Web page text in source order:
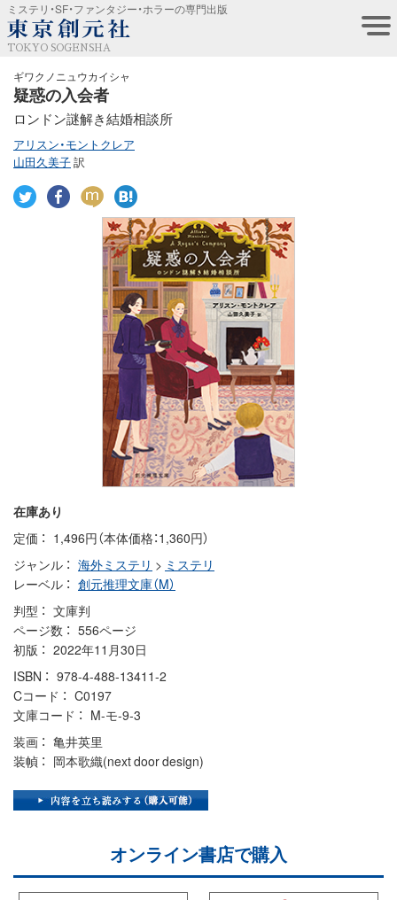
ミステリ・SF・ファンタジー・ホラーの専門出版
TOKYO SOGENSHA
ギワクノニュウカイシャ
疑惑の入会者
ロンドン謎解き結婚相談所
アリスン・モントクレア
山田久美子訳
在庫あり
定価
1,496円（本体価格：1,360円）
ジャンル
海外ミステリ > ミステリ
レーベル
創元推理文庫（M）
判型
文庫判
ページ数
556ページ
初版
2022年11月30日
ISBN
978-4-488-13411-2
Cコード
C0197
文庫コード
M-モ-9-3
装画
亀井英里
装幀
岡本歌織(next door design)
オンライン書店で購入